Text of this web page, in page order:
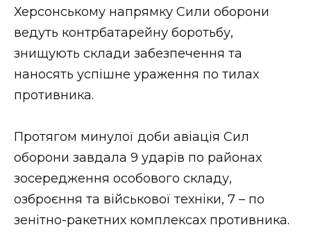
Херсонському напрямку Сили оборони
ведуть контрбатарейну боротьбу,
знищують склади забезпечення та
наносять успішне ураження по тилах
противника.
Протягом минулої доби авіація Сил
оборони завдала 9 ударів по районах
зосередження особового складу,
озброєння та військової техніки, 7 – по
зенітно-ракетних комплексах противника.